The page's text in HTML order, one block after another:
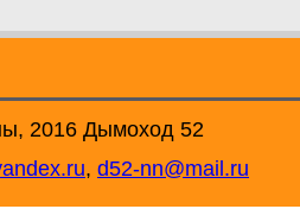
2016 Дымоход
, d52-nn@mail.ru